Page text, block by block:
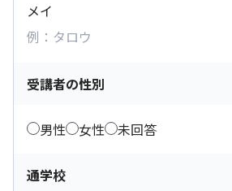
メイ
受講者の性別
男性 女性 未回答
通学校